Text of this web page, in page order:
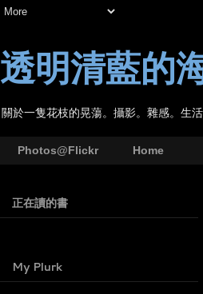
透明清藍的海
關於一隻花枝的晃蕩。攝影。雜感。生活
Photos@Flickr Home
正在讀的書
My Plurk